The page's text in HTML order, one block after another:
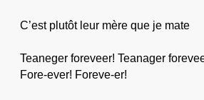
C’est plutôt leur mère que je mate
Teaneger foreveer! Teanager
Fore-ever! Foreve-er!